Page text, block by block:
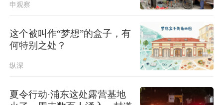
申观察
这个被叫作“梦想”的盒子，有
何特别之处？
纵深
夏令行动·浦东这处露营基地